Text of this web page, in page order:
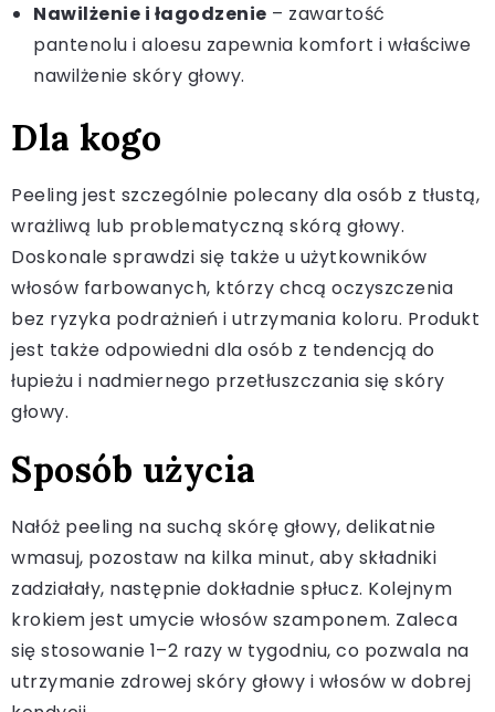
Nawilżenie i łagodzenie – zawartość
pantenolu i aloesu zapewnia komfort i właściwe
nawilżenie skóry głowy.
Dla kogo
Peeling jest szczególnie polecany dla osób z tłustą,
wrażliwą lub problematyczną skórą głowy.
Doskonale sprawdzi się także u użytkowników
włosów farbowanych, którzy chcą oczyszczenia
bez ryzyka podrażnień i utrzymania koloru. Produkt
jest także odpowiedni dla osób z tendencją do
łupieżu i nadmiernego przetłuszczania się skóry
głowy.
Sposób użycia
Nałóż peeling na suchą skórę głowy, delikatnie
wmasuj, pozostaw na kilka minut, aby składniki
zadziałały, następnie dokładnie spłucz. Kolejnym
krokiem jest umycie włosów szamponem. Zaleca
się stosowanie 1–2 razy w tygodniu, co pozwala na
utrzymanie zdrowej skóry głowy i włosów w dobrej